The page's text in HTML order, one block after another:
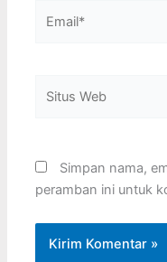
Web
Simpan nama,
peramban ini untuk